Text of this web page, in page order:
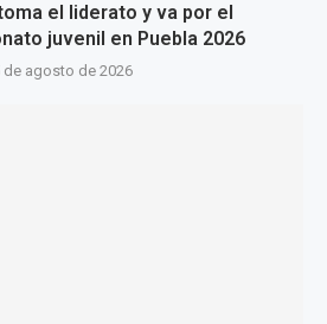
el liderato y va por el
juvenil en Puebla 2026
de agosto de 2026